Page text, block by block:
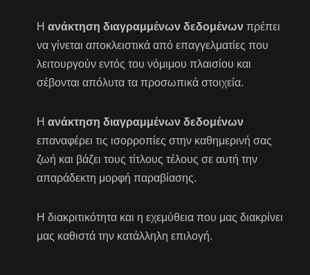
Ηανάκτηση διαγραμμένων δεδομένων πρέπει
να γίνεται αποκλειστικά από επαγγελματίες που
λειτουργούν εντός του νόμιμου πλαισίου και
σέβονται απόλυτα τα προσωπικά στοιχεία.
Ηανάκτηση διαγραμμένων δεδομένων
επαναφέρει τις ισορροπίες στην καθημερινή σας
ζωή και βάζει τους τίτλους τέλους σε αυτή την
απαράδεκτη μορφή παραβίασης.
Η διακριτικότητα και η εχεμύθεια που μας διακρίνει
μας καθιστά την κατάλληλη επιλογή.